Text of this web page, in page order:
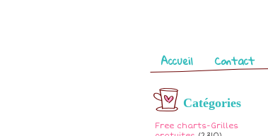
Pages
Accueil Contact
Catégories
Free charts-Grilles